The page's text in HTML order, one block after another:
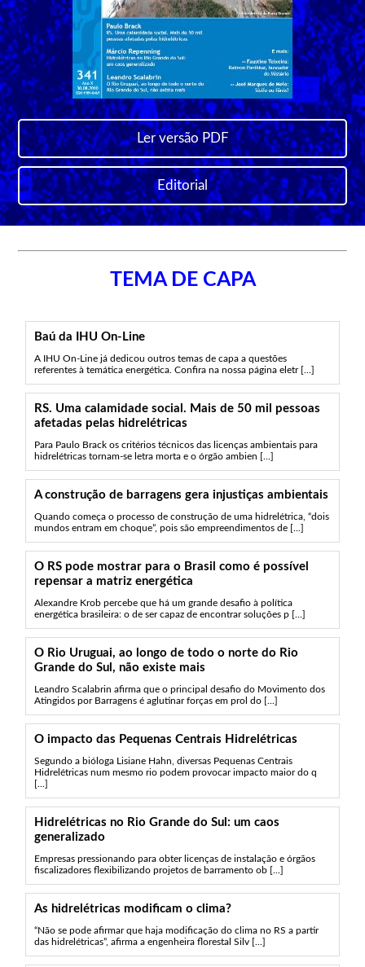
Ler versão PDF
Editorial
TEMA DE CAPA
Baú da IHU On-Line
A IHU On-Line já dedicou outros temas de capa a questões
referentes à temática energética. Confira na nossa página eletr [...]
RS. Uma calamidade social. Mais de 50 mil pessoas
afetadas pelas hidrelétricas
Para Paulo Brack os critérios técnicos das licenças ambientais para
hidrelétricas tornam-se letra morta e o órgão ambien [...]
A construção de barragens gera injustiças ambientais
Quando começa o processo de construção de uma hidrelétrica, “dois
mundos entram em choque”, pois são empreendimentos de [...]
O RS pode mostrar para o Brasil como é possível
repensar a matriz energética
Alexandre Krob percebe que há um grande desafio à política
energética brasileira: o de ser capaz de encontrar soluções p [...]
O Rio Uruguai, ao longo de todo o norte do Rio
Grande do Sul, não existe mais
Leandro Scalabrin afirma que o principal desafio do Movimento dos
Atingidos por Barragens é aglutinar forças em prol do [...]
O impacto das Pequenas Centrais Hidrelétricas
Segundo a bióloga Lisiane Hahn, diversas Pequenas Centrais
Hidrelétricas num mesmo rio podem provocar impacto maior do q
[...]
Hidrelétricas no Rio Grande do Sul: um caos
generalizado
Empresas pressionando para obter licenças de instalação e órgãos
fiscalizadores flexibilizando projetos de barramento ob [...]
As hidrelétricas modificam o clima?
“Não se pode afirmar que haja modificação do clima no RS a partir
das hidrelétricas”, afirma a engenheira florestal Silv [...]